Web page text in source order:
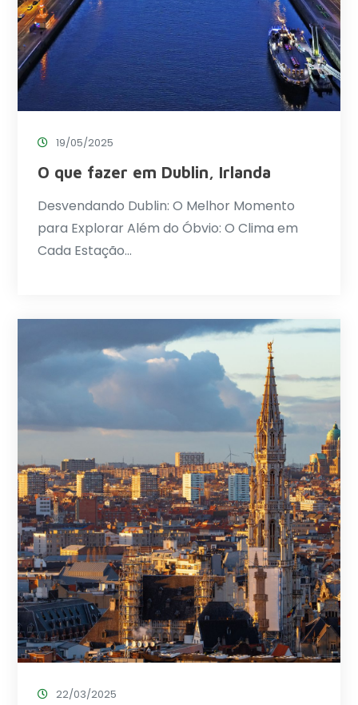
19/05/2025
O que fazer em Dublin, Irlanda
Desvendando Dublin: O Melhor Momento
para Explorar Além do Óbvio: O Clima em
Cada Estação…
22/03/2025